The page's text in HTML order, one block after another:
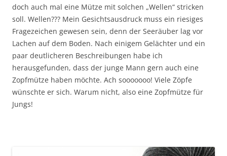
doch auch mal eine Mütze mit solchen „Wellen“ stricken
soll. Wellen??? Mein Gesichtsausdruck muss ein riesiges
Fragezeichen gewesen sein, denn der Seeräuber lag vor
Lachen auf dem Boden. Nach einigem Gelächter und ein
paar deutlicheren Beschreibungen habe ich
herausgefunden, dass der junge Mann gern auch eine
Zopfmütze haben möchte. Ach sooooooo! Viele Zöpfe
wünschte er sich. Warum nicht, also eine Zopfmütze für
Jungs!